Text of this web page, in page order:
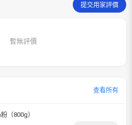
提交用家評價
暫無評價
查看所有
（800g）